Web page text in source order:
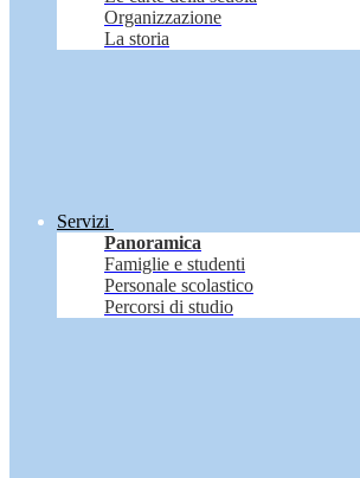
Organizzazione
La storia
Servizi
Panoramica
Famiglie e studenti
Personale scolastico
Percorsi di studio